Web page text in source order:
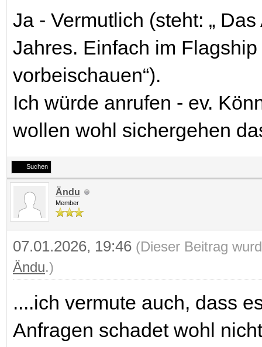
Ja - Vermutlich (steht: „
Jahres. Einfach im
vorbeischauen“).
Ich würde anrufen - ev.
wollen wohl sichergehen
Suchen
Ändu
Member
07.01.2026, 19:46 (Dieser Beitrag
Ändu.)
....ich vermute auch, dass
Anfragen schadet wohl